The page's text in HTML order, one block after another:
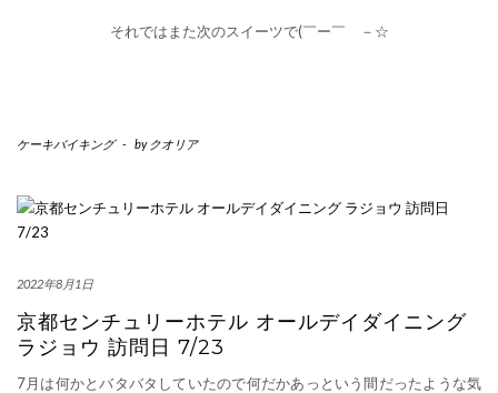
それではまた次のスイーツで(￣ー￣ゞ－☆
ケーキバイキング - by クオリア
2022年8月1日
京都センチュリーホテル オールデイダイニング
ラジョウ 訪問日 7/23
7月は何かとバタバタしていたので何だかあっという間だったような気